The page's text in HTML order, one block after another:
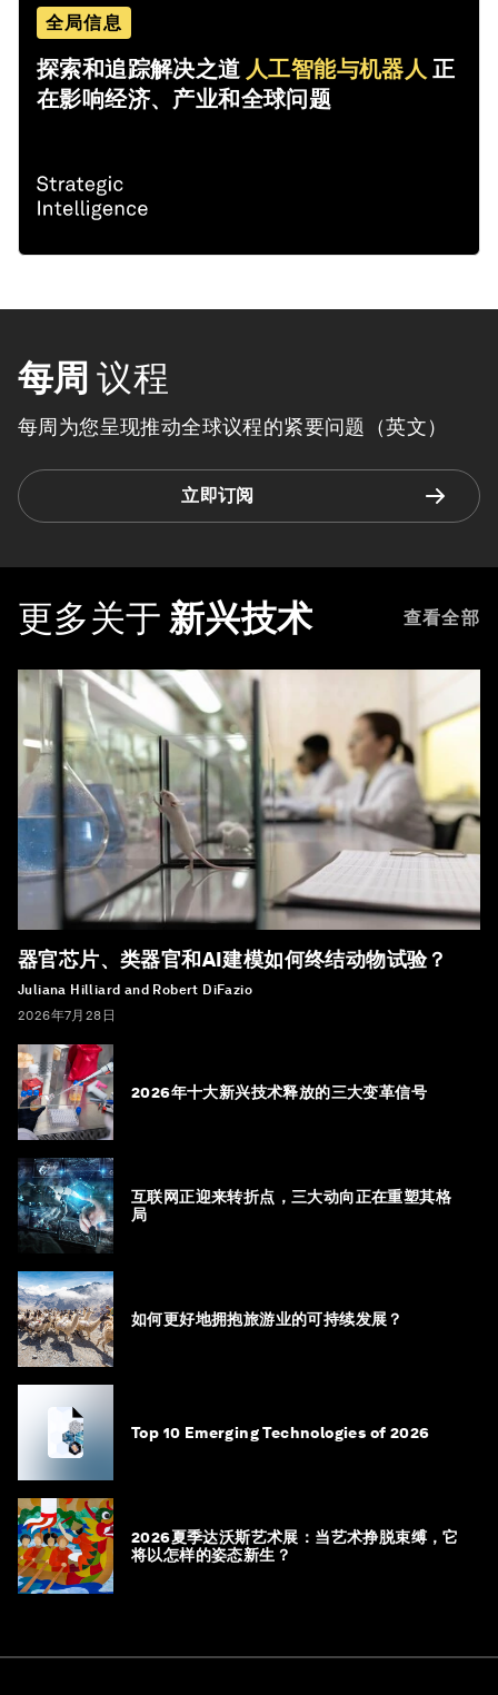
全局信息
探索和追踪解决之道 人工智能与机器人 正
在影响经济、产业和全球问题
每周 议程
每周为您呈现推动全球议程的紧要问题（英文）
立即订阅
更多关于 新兴技术 查看全部
器官芯片、类器官和AI建模如何终结动物试验？
Juliana Hilliard and Robert DiFazio
2026年7月28日
2026年十大新兴技术释放的三大变革信号
互联网正迎来转折点，三大动向正在重塑其格
局
如何更好地拥抱旅游业的可持续发展？
Top 10 Emerging Technologies of 2026
2026夏季达沃斯艺术展：当艺术挣脱束缚，它
将以怎样的姿态新生？